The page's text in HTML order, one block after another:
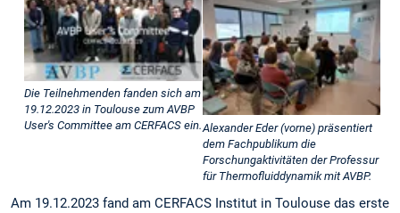
Die Teilnehmenden fanden sich am
19.12.2023 in Toulouse zum AVBP
User's Committee am CERFACS ein.Alexander Eder (vorne) präsentiert
dem Fachpublikum die
Forschungaktivitäten der Professur
für Thermofluiddynamik mit AVBP.
Am 19.12.2023 fand am CERFACS Institut in Toulouse das erste